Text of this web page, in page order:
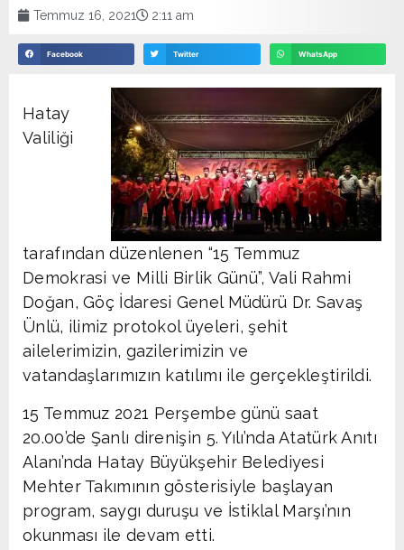
Temmuz 16, 2021 2:11 am
Facebook Twitter WhatsApp
Hatay
Valiliği
tarafından düzenlenen “15 Temmuz
Demokrasi ve Milli Birlik Günü”, Vali Rahmi
Doğan, Göç İdaresi Genel Müdürü Dr. Savaş
Ünlü, ilimiz protokol üyeleri, şehit
ailelerimizin, gazilerimizin ve
vatandaşlarımızın katılımı ile gerçekleştirildi.
15 Temmuz 2021 Perşembe günü saat
20.00’de Şanlı direnişin 5. Yılı’nda Atatürk Anıtı
Alanı’nda Hatay Büyükşehir Belediyesi
Mehter Takımının gösterisiyle başlayan
program, saygı duruşu ve İstiklal Marşı’nın
okunması ile devam etti.